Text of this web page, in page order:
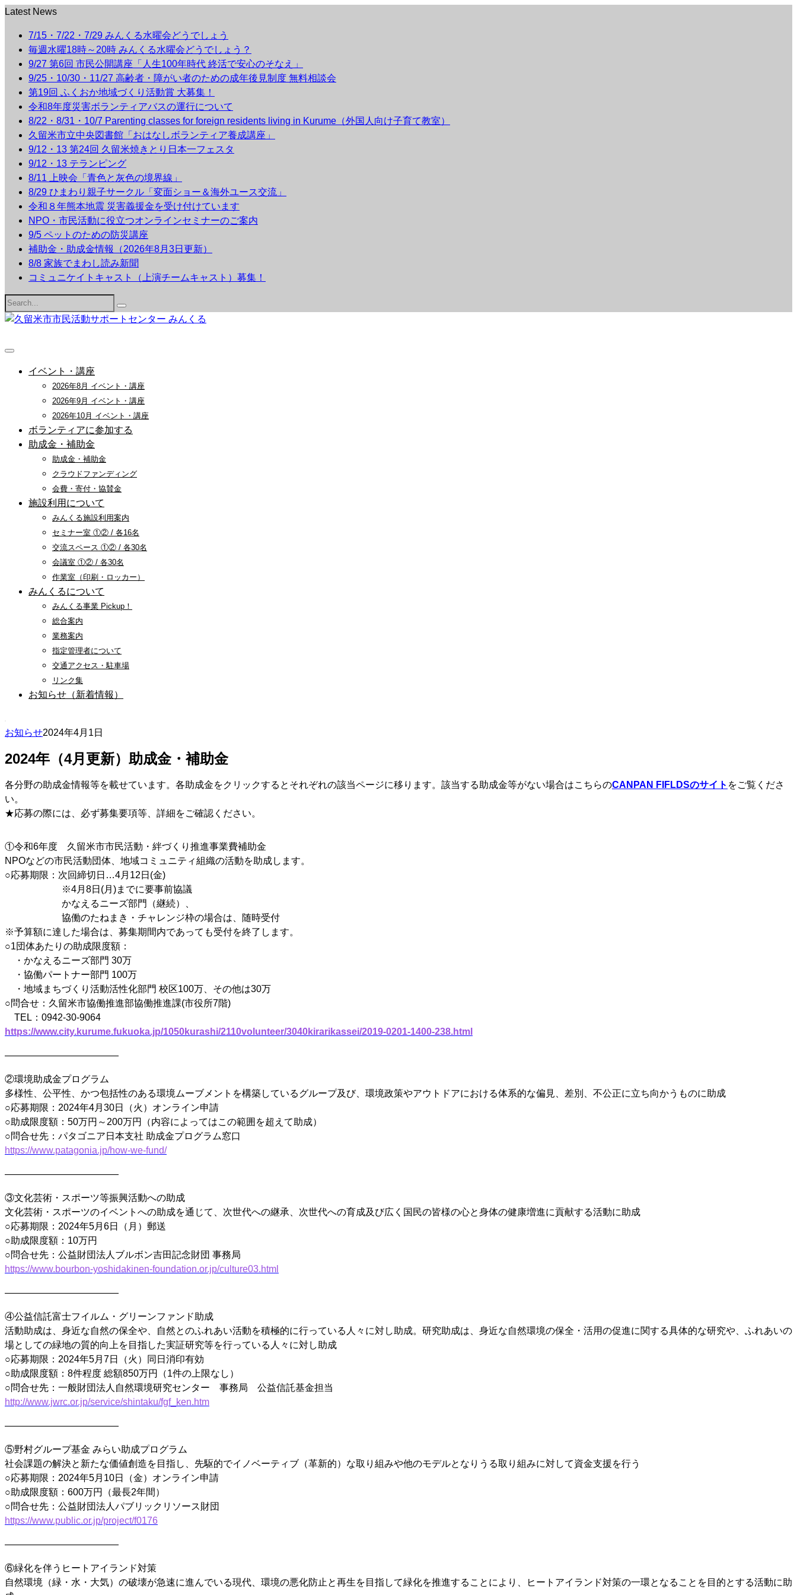
Latest News
7/15・7/22・7/29 みんくる水曜会どうでしょう
毎週水曜18時～20時 みんくる水曜会どうでしょう？
9/27 第6回 市民公開講座「人生100年時代 終活で安心のそなえ」
9/25・10/30・11/27 高齢者・障がい者のための成年後見制度 無料相談会
第19回 ふくおか地域づくり活動賞 大募集！
令和8年度災害ボランティアバスの運行について
8/22・8/31・10/7 Parenting classes for foreign residents living in Kurume（外国人向け子育て教室）
久留米市立中央図書館「おはなしボランティア養成講座」
9/12・13 第24回 久留米焼きとり日本一フェスタ
9/12・13 テランピング
8/11 上映会「青色と灰色の境界線」
8/29 ひまわり親子サークル「変面ショー＆海外ユース交流」
令和８年熊本地震 災害義援金を受け付けています
NPO・市民活動に役立つオンラインセミナーのご案内
9/5 ペットのための防災講座
補助金・助成金情報（2026年8月3日更新）
8/8 家族でまわし読み新聞
コミュニケイトキャスト（上演チームキャスト）募集！
Search
for:
イベント・講座
2026年8月 イベント・講座
2026年9月 イベント・講座
2026年10月 イベント・講座
ボランティアに参加する
助成金・補助金
助成金・補助金
クラウドファンディング
会費・寄付・協賛金
施設利用について
みんくる施設利用案内
セミナー室 ①② / 各16名
交流スペース ①② / 各30名
会議室 ①② / 各30名
作業室（印刷・ロッカー）
みんくるについて
みんくる事業 Pickup！
総合案内
業務案内
指定管理者について
交通アクセス・駐車場
リンク集
お知らせ（新着情報）
お知らせ2024年4月1日
2024年（4月更新）助成金・補助金
各分野の助成金情報等を載せています。各助成金をクリックするとそれぞれの該当ページに移ります。該当する助成金等がない場合はこちらのCANPAN FIFLDSのサイト をご覧くださ
い。
★応募の際には、必ず募集要項等、詳細をご確認ください。
①令和6年度 久留米市市民活動・絆づくり推進事業費補助金
NPOなどの市民活動団体、地域コミュニティ組織の活動を助成します。
○応募期限：次回締切日…4月12日(金)
※4月8日(月)までに要事前協議
かなえるニーズ部門（継続）、
協働のたねまき・チャレンジ枠の場合は、随時受付
※予算額に達した場合は、募集期間内であっても受付を終了します。
○1団体あたりの助成限度額：
・かなえるニーズ部門 30万
・協働パートナー部門 100万
・地域まちづくり活動活性化部門 校区100万、その他は30万
○問合せ：久留米市協働推進部協働推進課(市役所7階)
TEL：0942-30-9064
https://www.city.kurume.fukuoka.jp/1050kurashi/2110volunteer/3040kirarikassei/2019-0201-1400-238.html
————————————
②環境助成金プログラム
多様性、公平性、かつ包括性のある環境ムーブメントを構築しているグループ及び、環境政策やアウトドアにおける体系的な偏見、差別、不公正に立ち向かうものに助成
○応募期限：2024年4月30日（火）オンライン申請
○助成限度額：50万円～200万円（内容によってはこの範囲を超えて助成）
○問合せ先：パタゴニア日本支社 助成金プログラム窓口
https://www.patagonia.jp/how-we-fund/
————————————
③文化芸術・スポーツ等振興活動への助成
文化芸術・スポーツのイベントへの助成を通じて、次世代への継承、次世代への育成及び広く国民の皆様の心と身体の健康増進に貢献する活動に助成
○応募期限：2024年5月6日（月）郵送
○助成限度額：10万円
○問合せ先：公益財団法人ブルボン吉田記念財団 事務局
https://www.bourbon-yoshidakinen-foundation.or.jp/culture03.html
————————————
④公益信託富士フイルム・グリーンファンド助成
活動助成は、身近な自然の保全や、自然とのふれあい活動を積極的に行っている人々に対し助成。研究助成は、身近な自然環境の保全・活用の促進に関する具体的な研究や、ふれあいの
場としての緑地の質的向上を目指した実証研究等を行っている人々に対し助成
○応募期限：2024年5月7日（火）同日消印有効
○助成限度額：8件程度 総額850万円（1件の上限なし）
○問合せ先：一般財団法人自然環境研究センター 事務局 公益信託基金担当
http://www.jwrc.or.jp/service/shintaku/fgf_ken.htm
————————————
⑤野村グループ基金 みらい助成プログラム
社会課題の解決と新たな価値創造を目指し、先駆的でイノベーティブ（革新的）な取り組みや他のモデルとなりうる取り組みに対して資金支援を行う
○応募期限：2024年5月10日（金）オンライン申請
○助成限度額：600万円（最長2年間）
○問合せ先：公益財団法人パブリックリソース財団
https://www.public.or.jp/project/f0176
————————————
⑥緑化を伴うヒートアイランド対策
自然環境（緑・水・大気）の破壊が急速に進んでいる現代、環境の悪化防止と再生を目指して緑化を推進することにより、ヒートアイランド対策の一環となることを目的とする活動に助